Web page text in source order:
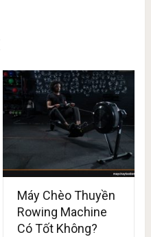
Máy Chèo Thuyền
Rowing Machine
Có Tốt Không?